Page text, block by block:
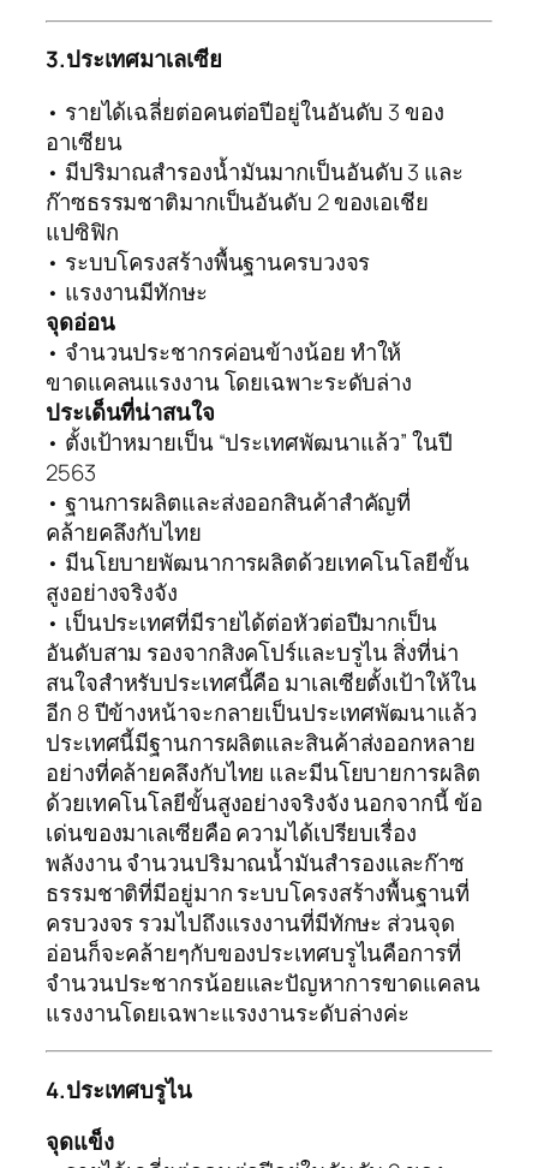
3.ประเทศมาเลเซีย
• รายได้เฉลี่ยต่อคนต่อปีอยู่ในอันดับ 3 ของ
อาเซียน
• มีปริมาณสำรองน้ำมันมากเป็นอันดับ 3 และ
ก๊าซธรรมชาติมากเป็นอันดับ 2 ของเอเชีย
แปซิฟิก
• ระบบโครงสร้างพื้นฐานครบวงจร
• แรงงานมีทักษะ
จุดอ่อน
• จำนวนประชากรค่อนข้างน้อย ทำให้
ขาดแคลนแรงงาน โดยเฉพาะระดับล่าง
ประเด็นที่น่าสนใจ
• ตั้งเป้าหมายเป็น “ประเทศพัฒนาแล้ว” ในปี
2563
• ฐานการผลิตและส่งออกสินค้าสำคัญที่
คล้ายคลึงกับไทย
• มีนโยบายพัฒนาการผลิตด้วยเทคโนโลยีขั้น
สูงอย่างจริงจัง
• เป็นประเทศที่มีรายได้ต่อหัวต่อปีมากเป็น
อันดับสาม รองจากสิงคโปร์และบรูไน สิ่งที่น่า
สนใจสำหรับประเทศนี้คือ มาเลเซียตั้งเป้าให้ใน
อีก 8 ปีข้างหน้าจะกลายเป็นประเทศพัฒนาแล้ว
ประเทศนี้มีฐานการผลิตและสินค้าส่งออกหลาย
อย่างที่คล้ายคลึงกับไทย และมีนโยบายการผลิต
ด้วยเทคโนโลยีขั้นสูงอย่างจริงจัง นอกจากนี้ ข้อ
เด่นของมาเลเซียคือ ความได้เปรียบเรื่อง
พลังงาน จำนวนปริมาณน้ำมันสำรองและก๊าซ
ธรรมชาติที่มีอยู่มาก ระบบโครงสร้างพื้นฐานที่
ครบวงจร รวมไปถึงแรงงานที่มีทักษะ ส่วนจุด
อ่อนก็จะคล้ายๆกับของประเทศบรูไนคือการที่
จำนวนประชากรน้อยและปัญหาการขาดแคลน
แรงงานโดยเฉพาะแรงงานระดับล่างค่ะ
4.ประเทศบรูไน
จุดแข็ง